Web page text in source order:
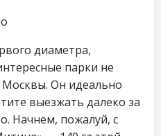
диаметра,
парки не
Он идеально
выезжать далеко за
Начнем, пожалуй, с